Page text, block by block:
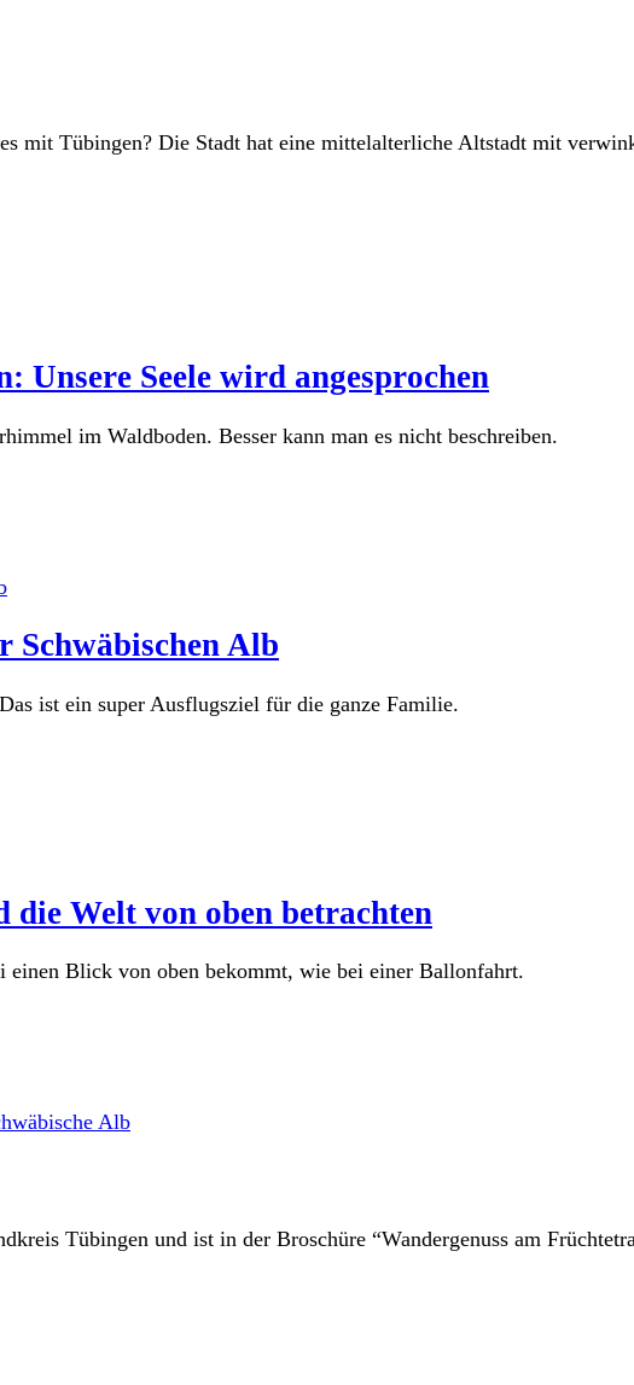
mit Tübingen? Die Stadt hat eine mittelalterliche Altstadt mit
Unsere Seele wird angesprochen
im Waldboden. Besser kann man es nicht beschreiben.
Schwäbischen Alb
ist ein super Ausflugsziel für die ganze Familie.
Welt von oben betrachten
einen Blick von oben bekommt, wie bei einer Ballonfahrt.
Alb
Tübingen und ist in der Broschüre “Wandergenuss am